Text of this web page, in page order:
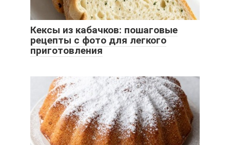
Кексы из кабачков: пошаговые
рецепты с фото для легкого
приготовления